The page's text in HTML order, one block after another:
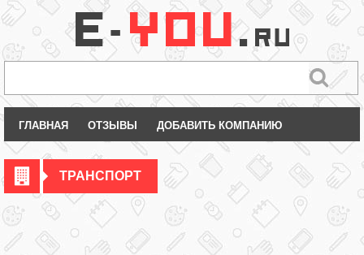
ГЛАВНАЯ ОТЗЫВЫ ДОБАВИТЬ КОМПАНИЮ
ТРАНСПОРТ